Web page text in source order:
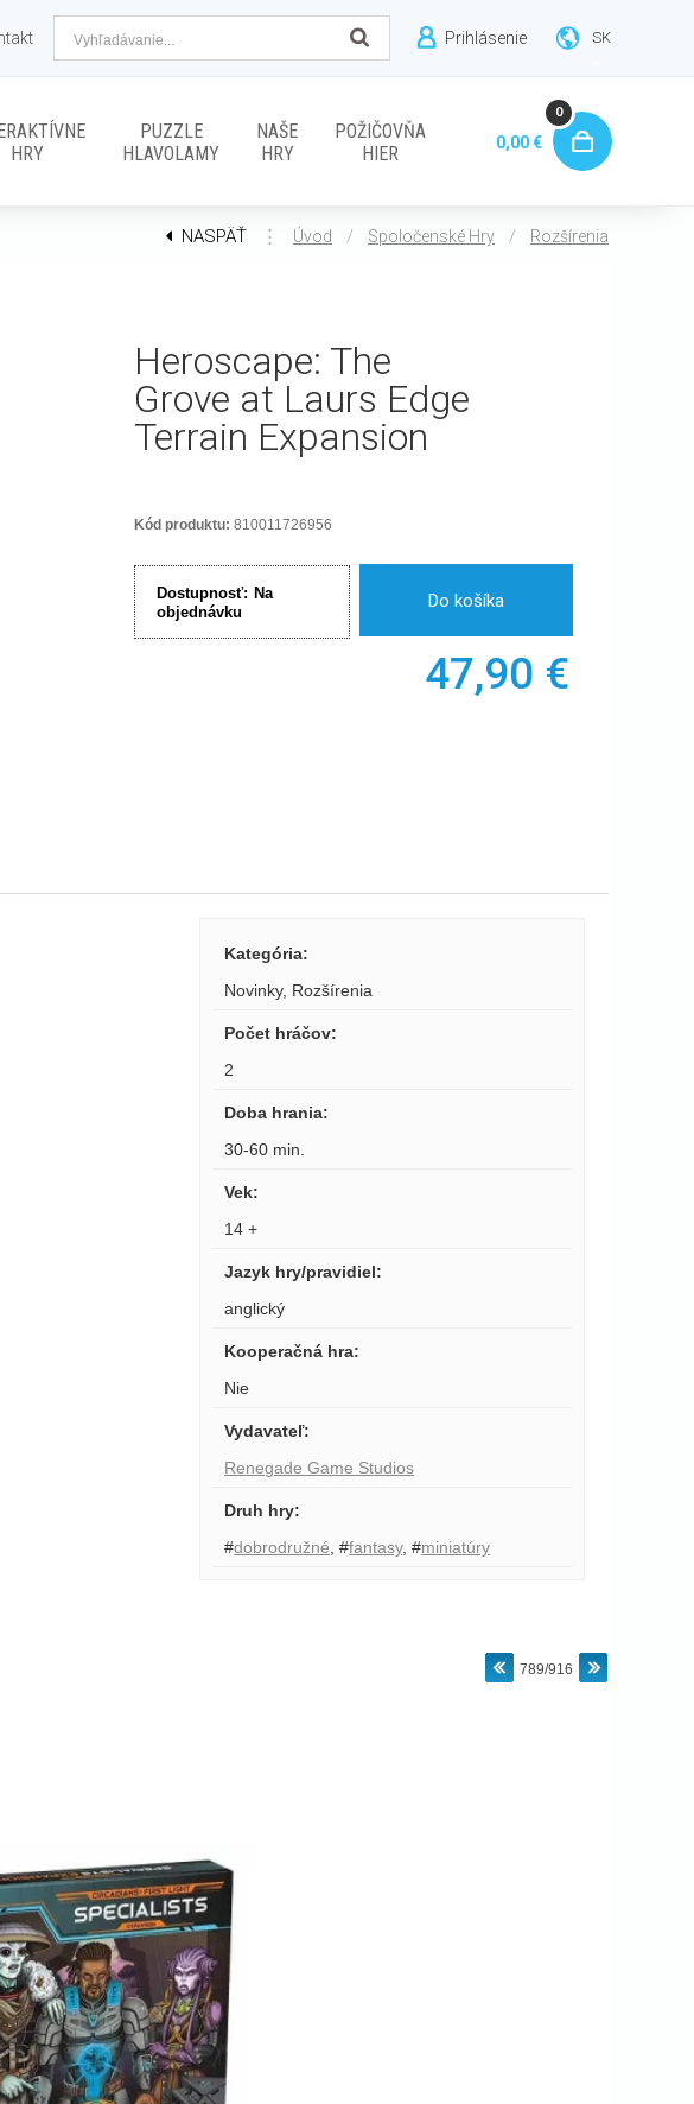
SK
HRY
PUZZLE
HLAVOLAMY
NAŠE
HRY
POŽIČOVŇA
HIER
Prihlásenie
0,00 €
0
NASPÄŤ ⋮ Úvod / Spoločenské Hry / Rozšírenia
Heroscape: The
Grove at Laurs Edge
Terrain Expansion
Kód produktu: 810011726956
Dostupnosť: Na
objednávku
Do košíka
47,90 €
Kategória:
Novinky, Rozšírenia
Počet hráčov:
2
Doba hrania:
30-60 min.
Vek:
14 +
Jazyk hry/pravidiel:
anglický
Kooperačná hra:
Nie
Vydavateľ:
Renegade Game Studios
Druh hry:
#dobrodružné ,#fantasy,#miniatúry
789/916